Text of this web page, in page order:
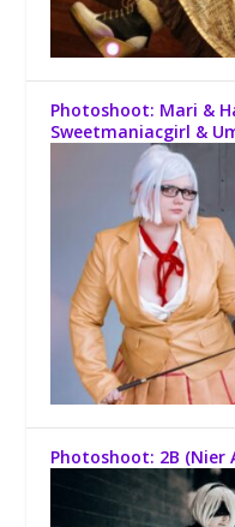
Photoshoot: Mari &
Sweetmaniacgirl &
Photoshoot: 2B